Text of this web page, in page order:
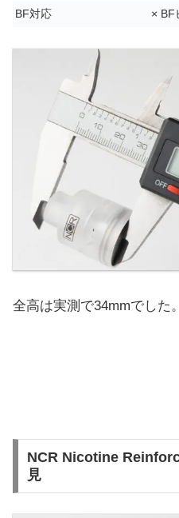
BF対応 × BF
全高は実測で34mmでした
NCR Nicotine
見